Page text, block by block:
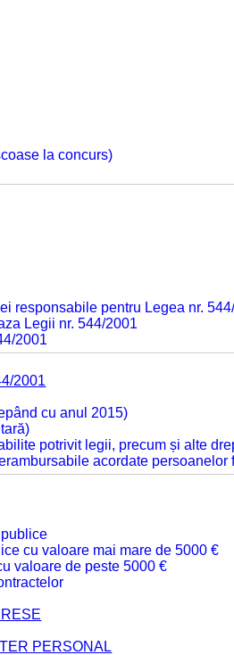
la concurs)
responsabile pentru Legea nr.
Legii nr. 544/2001
2001
2001
cu anul 2015)
potrivit legii, precum și alte
acordate persoanelor
cu valoare mai mare de 5000 €
valoare de peste 5000 €
PERSONAL